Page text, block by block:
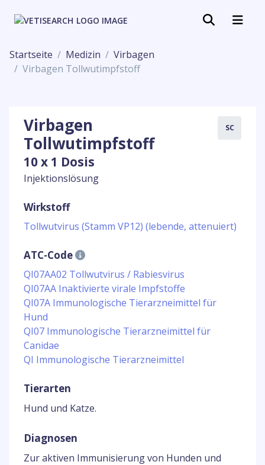
Startseite Medizin
Virbagen
Virbagen Tollwutimpfstoff
Virbagen
Tollwutimpfstoff
10 x 1 Dosis
Injektionslösung
SC
Wirkstoff
Tollwutvirus (Stamm VP12) (lebende, attenuiert)
ATC-Code
QI07AA02 Tollwutvirus / Rabiesvirus
QI07AA Inaktivierte virale Impfstoffe
QI07A Immunologische Tierarzneimittel für
Hund
QI07 Immunologische Tierarzneimittel für
Canidae
QI Immunologische Tierarzneimittel
Tierarten
Hund und Katze.
Diagnosen
Zur aktiven Immunisierung von Hunden und